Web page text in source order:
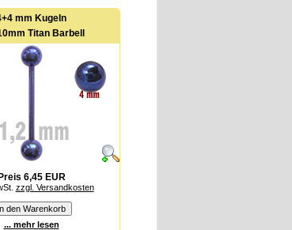
mm Kugeln
Titan Barbell
Preis 6,45 EUR
zzgl. Versandkosten
... mehr lesen